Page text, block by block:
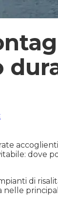
dove
di